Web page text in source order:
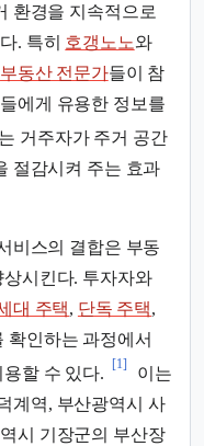
환경을 지속적으로
. 특히 호갱노노와
부동산 전문가들이 참
에게 유용한 정보를
거주자가 주거 공간
절감시켜 주는 효과
비스의 결합은 부동
시킨다. 투자자와
대 주택, 단독 주택,
확인하는 과정에서
할 수 있다.
[1]
이는
계역, 부산광역시 사
시 기장군의 부산장